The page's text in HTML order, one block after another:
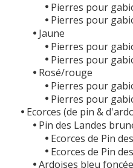
Pierres pour
Pierres pour
Jaune
Pierres pour
Pierres pour
Rosé/rouge
Pierres pour
Pierres pour
Ecorces (de pin &
Pin des Landes
Ecorces de Pin
Ecorces de Pin
Ardoises bleu